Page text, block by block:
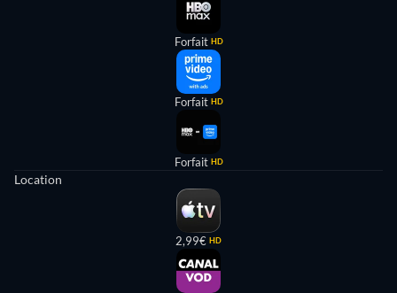
Forfait HD
Forfait HD
Forfait HD
Location
2,99€ HD